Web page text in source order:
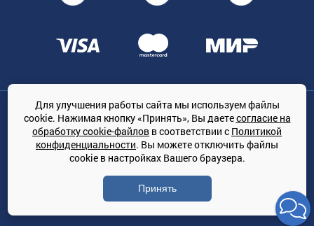
Общество с ограниченной ответственностью «ТРЕЙДКОН», ОГРН:
1167847364079, 197022, г. Санкт-Петербург, проспект Медиков, 7
КЛИМАТПРОФ.ONLINE - оптовая продажа кондиционеров и
климатической техники на территории РФ
© Сайт принадлежит ООО «ТРЕЙДКОН»
Политика конфиденциальности
Для улучшения работы сайта мы используем файлы
cookie. Нажимая кнопку «Принять», Вы даетесогласие на
обработку cookie-файлов в соответствии с Политикой
конфиденциальности. Вы можете отключить файлы
cookie в настройках Вашего браузера.
Принять